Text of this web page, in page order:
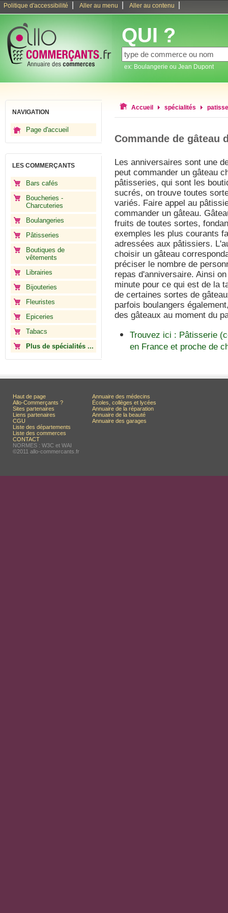
Politique d'accessibilité Aller au menu Aller au contenu
QUI ?
ex: Boulangerie ou Jean Dupont
NAVIGATION
Page d'accueil
LES COMMERÇANTS
Bars cafés
Boucheries -
Charcuteries
Boulangeries
Pâtisseries
Boutiques de
vêtements
Librairies
Bijouteries
Fleuristes
Epiceries
Tabacs
Plus de spécialités ...
Accueil spécialités
Commande de gâteau
Les anniversaires sont une
peut commander un gâteau
pâtisseries, qui sont les
sucrés, on trouve toutes
variés. Faire appel au
commander un gâteau.
fruits de toutes sortes,
exemples les plus courants
adressées aux pâtissiers.
choisir un gâteau
préciser le nombre de
repas d'anniversaire. Ainsi
minute pour ce qui est de la
de certaines sortes de
parfois boulangers
des gâteaux au moment du
Trouvez ici : Pâtisserie
en France et proche de
Haut de page
Allo-Commerçants ?
Sites partenaires
Liens partenaires
CGU
Liste des départements
Liste des commerces
CONTACT
NORMES : W3C et WAI
©2011 allo-commercants.fr
Annuaire des médecins
Écoles, collèges et lycées
Annuaire de la réparation
Annuaire de la beauté
Annuaire des garages